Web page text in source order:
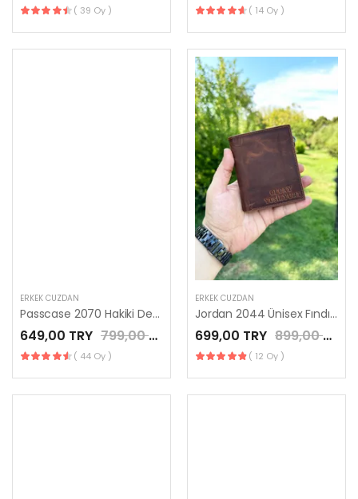
( 39 Oy ) ( 14 Oy )
ERKEK CÜZDAN
Passcase 2070 Hakiki Deri Siyah Cüzdan
649,00 TRY 799,00 TRY
( 44 Oy )
ERKEK CÜZDAN
Jordan 2044 Ünisex Fındık Renk Hakiki Deri Fermuarlı
699,00 TRY 899,00 TRY
( 12 Oy )